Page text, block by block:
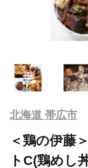
北海道 帯広市
＜鶏の伊藤
トC(鶏めし